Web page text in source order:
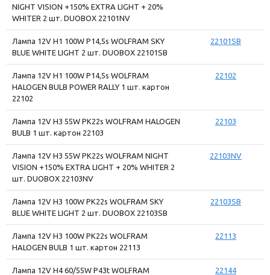
NIGHT VISION +150% EXTRA LIGHT + 20%
WHITER 2 шт. DUOBOX 22101NV
Лампа 12V H1 100W P14,5s WOLFRAM SKY
BLUE WHITE LIGHT 2 шт. DUOBOX 22101SB
22101SB
Лампа 12V H1 100W P14,5s WOLFRAM
HALOGEN BULB POWER RALLY 1 шт. картон
22102
22102
Лампа 12V H3 55W PK22s WOLFRAM HALOGEN
BULB 1 шт. картон 22103
22103
Лампа 12V H3 55W PK22s WOLFRAM NIGHT
VISION +150% EXTRA LIGHT + 20% WHITER 2
шт. DUOBOX 22103NV
22103NV
Лампа 12V H3 100W PK22s WOLFRAM SKY
BLUE WHITE LIGHT 2 шт. DUOBOX 22103SB
22103SB
Лампа 12V H3 100W PK22s WOLFRAM
HALOGEN BULB 1 шт. картон 22113
22113
Лампа 12V H4 60/55W P43t WOLFRAM
22144